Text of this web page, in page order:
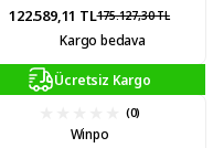
122.589,11 TL175.127,30 TL
Kargo bedava
Ücretsiz Kargo
(0)
Winpo